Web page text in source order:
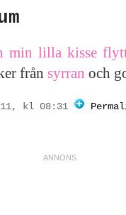
min lilla kisse
från syrran och
kl 08:31